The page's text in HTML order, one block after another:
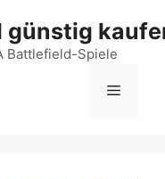
günstig
Battlefield-Spiele
Menü